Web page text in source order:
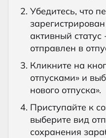
Убедитесь, что
активный статус
отправлен в
Кликните на
отпусками» и
нового отпуска».
Приступайте к
выберите вид
сохранения